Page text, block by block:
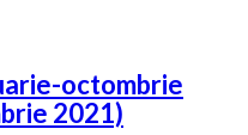
octombrie
2021)